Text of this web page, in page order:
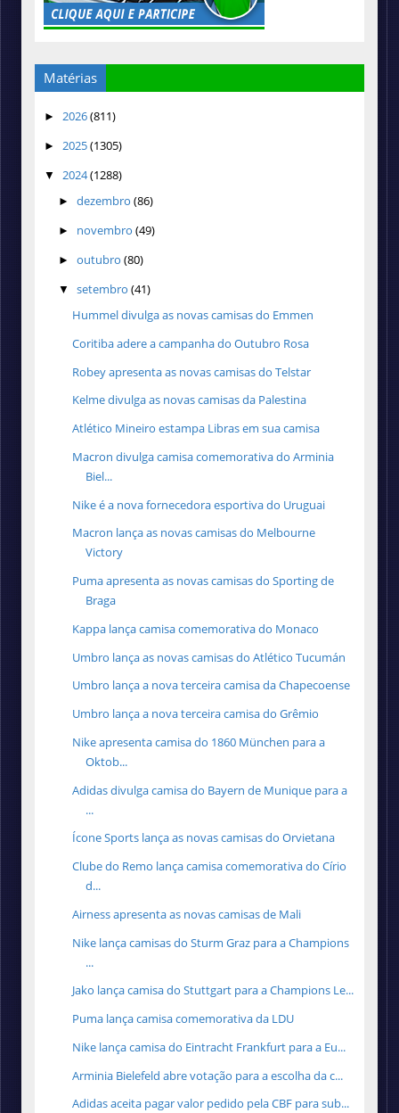
Matérias
► 2026(811)
► 2025(1305)
▼ 2024(1288)
► dezembro (86)
► novembro (49)
► outubro (80)
▼ setembro (41)
Hummel divulga as novas camisas do Emmen
Coritiba adere a campanha do Outubro Rosa
Robey apresenta as novas camisas do Telstar
Kelme divulga as novas camisas da Palestina
Atlético Mineiro estampa Libras em sua camisa
Macron divulga camisa comemorativa do Arminia
Biel...
Nike é a nova fornecedora esportiva do Uruguai
Macron lança as novas camisas do Melbourne
Victory
Puma apresenta as novas camisas do Sporting de
Braga
Kappa lança camisa comemorativa do Monaco
Umbro lança as novas camisas do Atlético Tucumán
Umbro lança a nova terceira camisa da Chapecoense
Umbro lança a nova terceira camisa do Grêmio
Nike apresenta camisa do 1860 München para a
Oktob...
Adidas divulga camisa do Bayern de Munique para a
...
Ícone Sports lança as novas camisas do Orvietana
Clube do Remo lança camisa comemorativa do Círio
d...
Airness apresenta as novas camisas de Mali
Nike lança camisas do Sturm Graz para a Champions
...
Jako lança camisa do Stuttgart para a Champions Le...
Puma lança camisa comemorativa da LDU
Nike lança camisa do Eintracht Frankfurt para a Eu...
Arminia Bielefeld abre votação para a escolha da c...
Adidas aceita pagar valor pedido pela CBF para sub...